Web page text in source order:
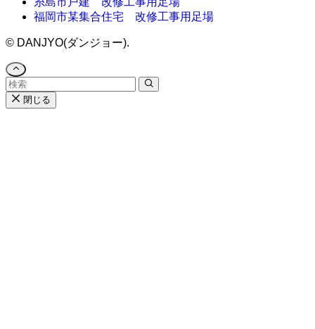
福岡市某集合住宅 改修工事用足場
© DANJYO(ダンジョー).
閉じる